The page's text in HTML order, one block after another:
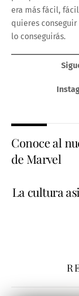
era más fácil,
quieres
lo conseguirás.
Conoce al
de Marvel
La cultura